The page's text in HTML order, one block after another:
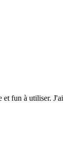
et fun à utiliser. J'ai